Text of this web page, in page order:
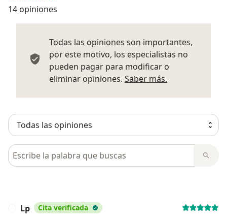
14 opiniones
Todas las opiniones son importantes,
por este motivo, los especialistas no
pueden pagar para modificar o
eliminar opiniones. Saber más.
Busca en opiniones
Lp Cita verificada